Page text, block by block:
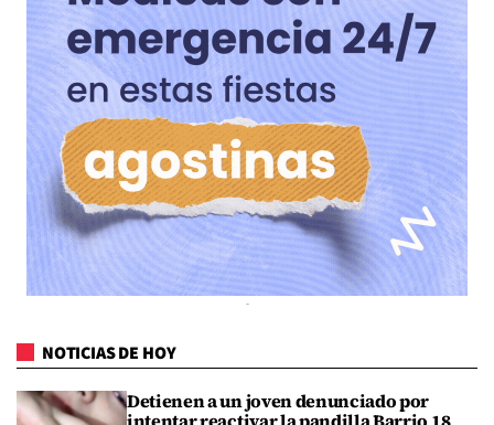
NOTICIAS DE HOY
Detienen a un joven denunciado por